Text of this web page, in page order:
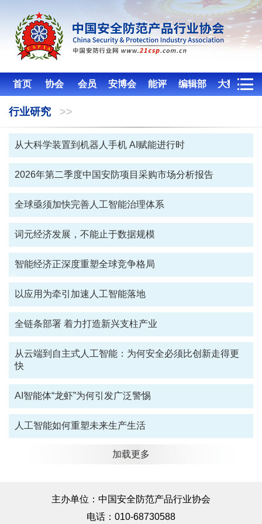
首页 协会 会员 安博会 能评 编辑部 大数据服
行业研究 >>
从大科学装置到机器人手机 AI赋能进行时
2026年第二季度中国安防项目采购市场分析报告
全球亟须加快完善人工智能治理体系
词元经济发展，不能止于数据规模
智能经济正深度重塑全球竞争格局
以应用为牵引加速人工智能落地
全链条部署 着力打造新兴支柱产业
从云端到自主式人工智能：为何安全必须比创新走得更
快
AI智能体“龙虾”为何引发广泛警惕
人工智能如何重塑未来生产生活
加载更多
主办单位：中国安全防范产品行业协会
电话：010-68730588